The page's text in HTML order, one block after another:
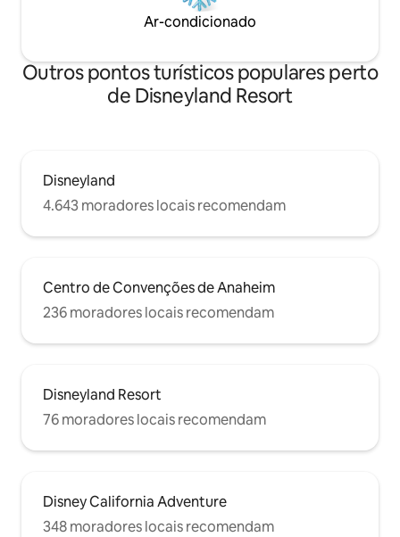
Ar-condicionado
Outros pontos turísticos populares perto
de Disneyland Resort
Disneyland
4.643 moradores locais recomendam
Centro de Convenções de Anaheim
236 moradores locais recomendam
Disneyland Resort
76 moradores locais recomendam
Disney California Adventure
348 moradores locais recomendam